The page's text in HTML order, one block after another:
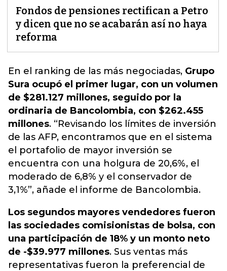
Fondos de pensiones rectifican a Petro
y dicen que no se acabarán así no haya
reforma
En el ranking de las más negociadas, Grupo
Sura ocupó el primer lugar, con un volumen
de $281.127 millones, seguido por la
ordinaria de Bancolombia, con $262.455
millones. “Revisando los límites de inversión
de las AFP, encontramos que en el sistema
el portafolio de mayor inversión se
encuentra con una holgura de 20,6%, el
moderado de 6,8% y el conservador de
3,1%”, añade el informe de Bancolombia.
Los segundos mayores vendedores fueron
las sociedades comisionistas de bolsa, con
una participación de 18% y un monto neto
de -$39.977 millones. Sus ventas más
representativas fueron la preferencial de